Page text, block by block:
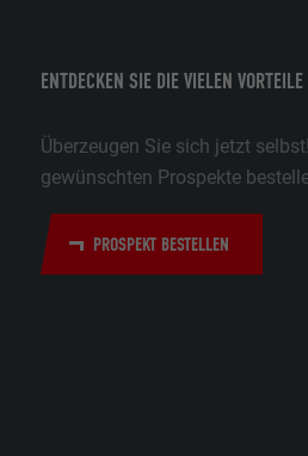
ENTDECKEN SIE DIE VIELEN
Überzeugen Sie sich jetzt
gewünschten Prospekte
PROSPEKT BESTELLEN